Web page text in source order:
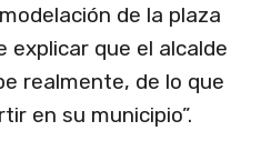
de la plaza
explicar que el alcalde
realmente, de lo que
en su municipio”.